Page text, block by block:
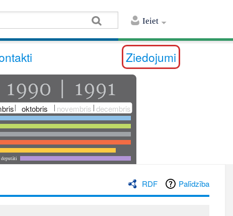
Ieiet
Ziedojumi
oktobris novembris decembris
RDF Palīdzība